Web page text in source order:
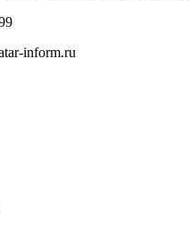
inform.ru